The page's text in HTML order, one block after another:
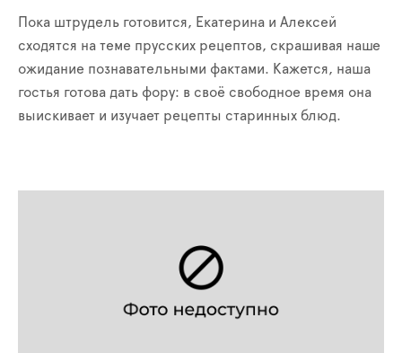
Пока штрудель готовится, Екатерина и Алексей
сходятся на теме прусских рецептов, скрашивая наше
ожидание познавательными фактами. Кажется, наша
гостья готова дать фору: в своё свободное время она
выискивает и изучает рецепты старинных блюд.